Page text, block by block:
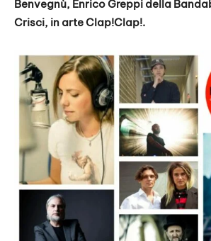
Benvegnù, Enrico Greppi della
Crisci, in arte Clap!Clap!.